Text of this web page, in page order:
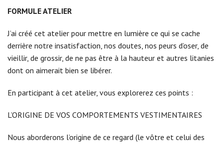
FORMULE ATELIER
J’ai créé cet atelier pour mettre en lumière ce qui se cache
derrière notre insatisfaction, nos doutes, nos peurs d’oser, de
vieillir, de grossir, de ne pas être à la hauteur et autres litanies
dont on aimerait bien se libérer.
En participant à cet atelier, vous explorerez ces points :
L’ORIGINE DE VOS COMPORTEMENTS VESTIMENTAIRES
Nous aborderons l’origine de ce regard (le vôtre et celui des